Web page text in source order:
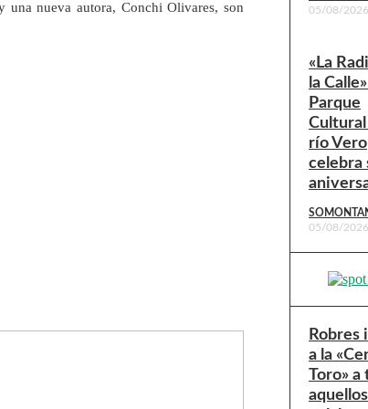
una nueva autora, Conchi Olivares, son
05/08/2026
«La
la
Parque
río Vero
celebra
05/08/2026
Robres
a la
Toro» a